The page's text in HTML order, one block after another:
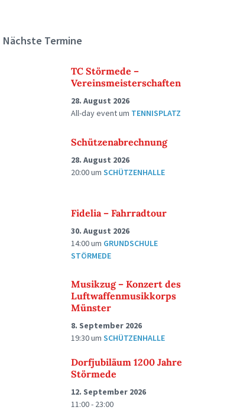
Nächste Termine
TC Störmede –
Vereinsmeisterschaften
28. August 2026
All-day eventum TENNISPLATZ
Schützenabrechnung
28. August 2026
20:00umSCHÜTZENHALLE
Fidelia – Fahrradtour
30. August 2026
14:00um GRUNDSCHULE
STÖRMEDE
Musikzug – Konzert des
Luftwaffenmusikkorps
Münster
8. September 2026
19:30umSCHÜTZENHALLE
Dorfjubiläum 1200 Jahre
Störmede
12. September 2026
11:00 - 23:00